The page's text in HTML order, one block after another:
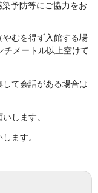
予防等にご協力をお
むを得ず入館する場
チメートル以上空けて
て会話がある場合は
します。
ます。